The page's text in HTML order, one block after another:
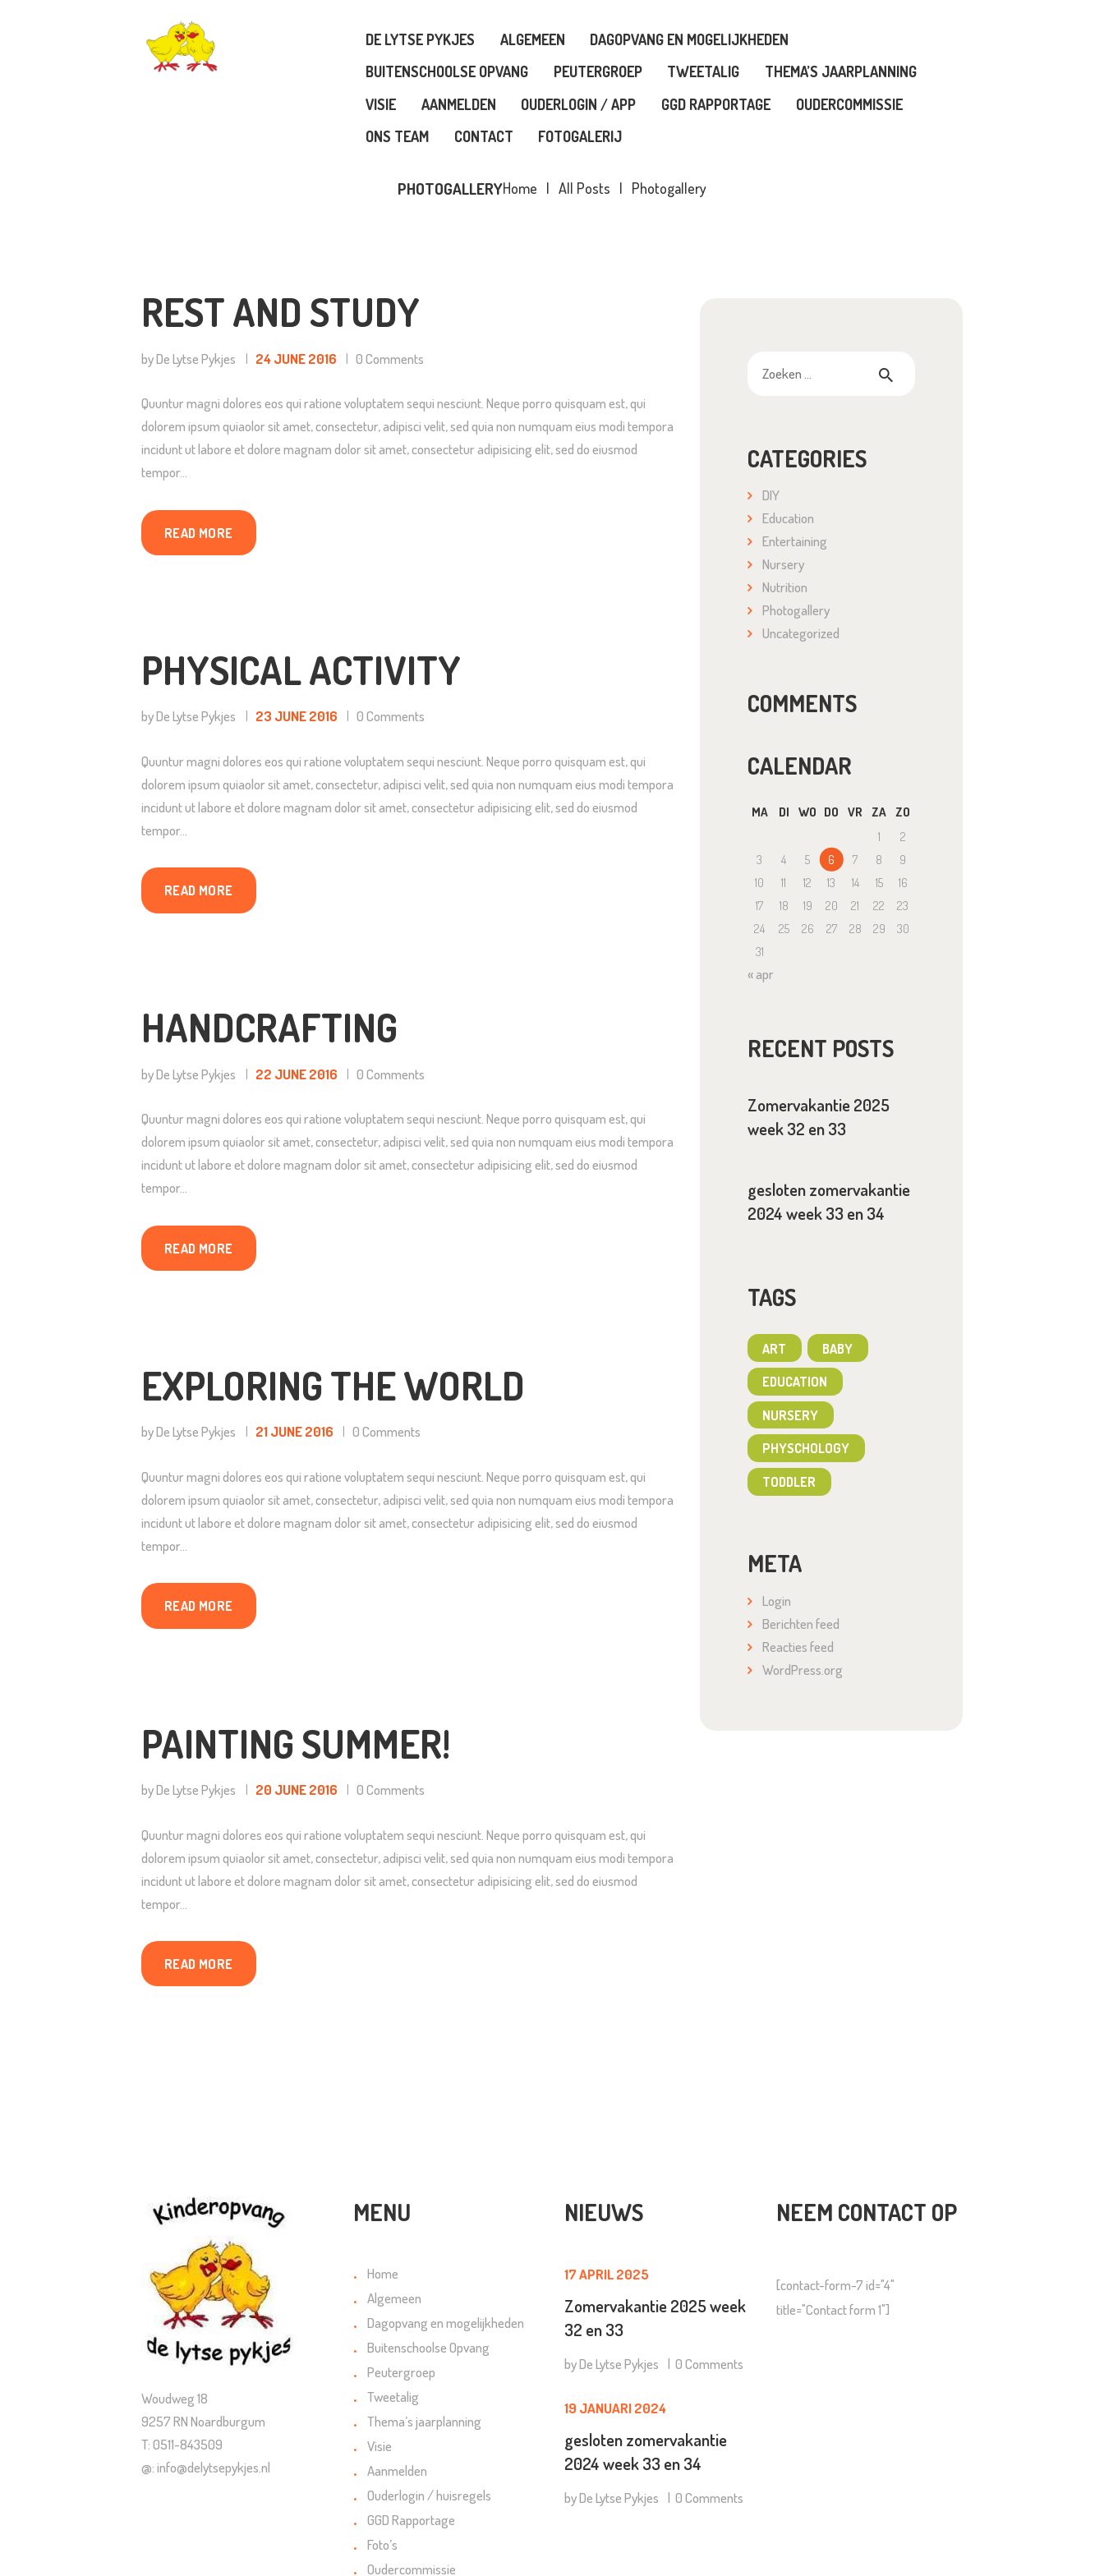
DE LYTSE PYKJES ALGEMEEN
DAGOPVANG EN MOGELIJKHEDEN
BUITENSCHOOLSE OPVANG
PEUTERGROEP TWEETALIG
THEMA’S JAARPLANNING
VISIE
AANMELDEN OUDERLOGIN / APP GGD RAPPORTAGE
OUDERCOMMISSIE
ONS TEAM
CONTACT FOTOGALERIJ
PHOTOGALLERYHome All Posts Photogallery
DE LYTSE PYKJES
ALGEMEEN
DAGOPVANG EN
TWEETALIG
THEMA’S JAARPLANNING
VISIE
ONS TEAM
CONTACT
FOTOGALERIJ
REST AND STUDY
by De Lytse Pykjes 24 JUNE 2016 0 Comments
Quuntur magni dolores eos qui ratione voluptatem sequi nesciunt. Neque porro quisquam est, qui
dolorem ipsum quiaolor sit amet, consectetur, adipisci velit, sed quia non numquam eius modi tempora
incidunt ut labore et dolore magnam dolor sit amet, consectetur adipisicing elit, sed do eiusmod
tempor…
READ MORE
PHYSICAL ACTIVITY
by De Lytse Pykjes 23 JUNE 2016 0 Comments
Quuntur magni dolores eos qui ratione voluptatem sequi nesciunt. Neque porro quisquam est, qui
dolorem ipsum quiaolor sit amet, consectetur, adipisci velit, sed quia non numquam eius modi tempora
incidunt ut labore et dolore magnam dolor sit amet, consectetur adipisicing elit, sed do eiusmod
tempor…
READ MORE
HANDCRAFTING
by De Lytse Pykjes 22 JUNE 2016 0 Comments
Quuntur magni dolores eos qui ratione voluptatem sequi nesciunt. Neque porro quisquam est, qui
dolorem ipsum quiaolor sit amet, consectetur, adipisci velit, sed quia non numquam eius modi tempora
incidunt ut labore et dolore magnam dolor sit amet, consectetur adipisicing elit, sed do eiusmod
tempor…
READ MORE
EXPLORING THE WORLD
by De Lytse Pykjes 21 JUNE 2016 0 Comments
Quuntur magni dolores eos qui ratione voluptatem sequi nesciunt. Neque porro quisquam est, qui
dolorem ipsum quiaolor sit amet, consectetur, adipisci velit, sed quia non numquam eius modi tempora
incidunt ut labore et dolore magnam dolor sit amet, consectetur adipisicing elit, sed do eiusmod
tempor…
READ MORE
PAINTING SUMMER!
by De Lytse Pykjes 20 JUNE 2016 0 Comments
Quuntur magni dolores eos qui ratione voluptatem sequi nesciunt. Neque porro quisquam est, qui
dolorem ipsum quiaolor sit amet, consectetur, adipisci velit, sed quia non numquam eius modi tempora
incidunt ut labore et dolore magnam dolor sit amet, consectetur adipisicing elit, sed do eiusmod
tempor…
READ MORE
CATEGORIES
DIY
Education
Entertaining
Nursery
Nutrition
Photogallery
Uncategorized
COMMENTS
CALENDAR
MA DI WO DO VR ZA ZO
1
2
3
4 5 6 7 8
9
10
11 12 13 14 15
16
17
18 19 20 21 22
23
24
25 26 27 28 29
30
31
« apr
RECENT POSTS
Zomervakantie 2025
week 32 en 33
gesloten zomervakantie
2024 week 33 en 34
TAGS
ART BABY
EDUCATION
NURSERY
PHYSCHOLOGY
TODDLER
META
Login
Berichten feed
Reacties feed
WordPress.org
Woudweg 18
9257 RN Noardburgum
T: 0511-843509
@: info@delytsepykjes.nl
MENU
Home
Algemeen
Dagopvang en mogelijkheden
Buitenschoolse Opvang
Peutergroep
Tweetalig
Thema’s jaarplanning
Visie
Aanmelden
Ouderlogin / huisregels
GGD Rapportage
Foto’s
Oudercommissie
NIEUWS
17 APRIL 2025
Zomervakantie 2025 week
32 en 33
byDe Lytse Pykjes 0Comments
19 JANUARI 2024
gesloten zomervakantie
2024 week 33 en 34
byDe Lytse Pykjes 0Comments
NEEM CONTACT OP
[contact-form-7 id="4"
title="Contact form 1"]